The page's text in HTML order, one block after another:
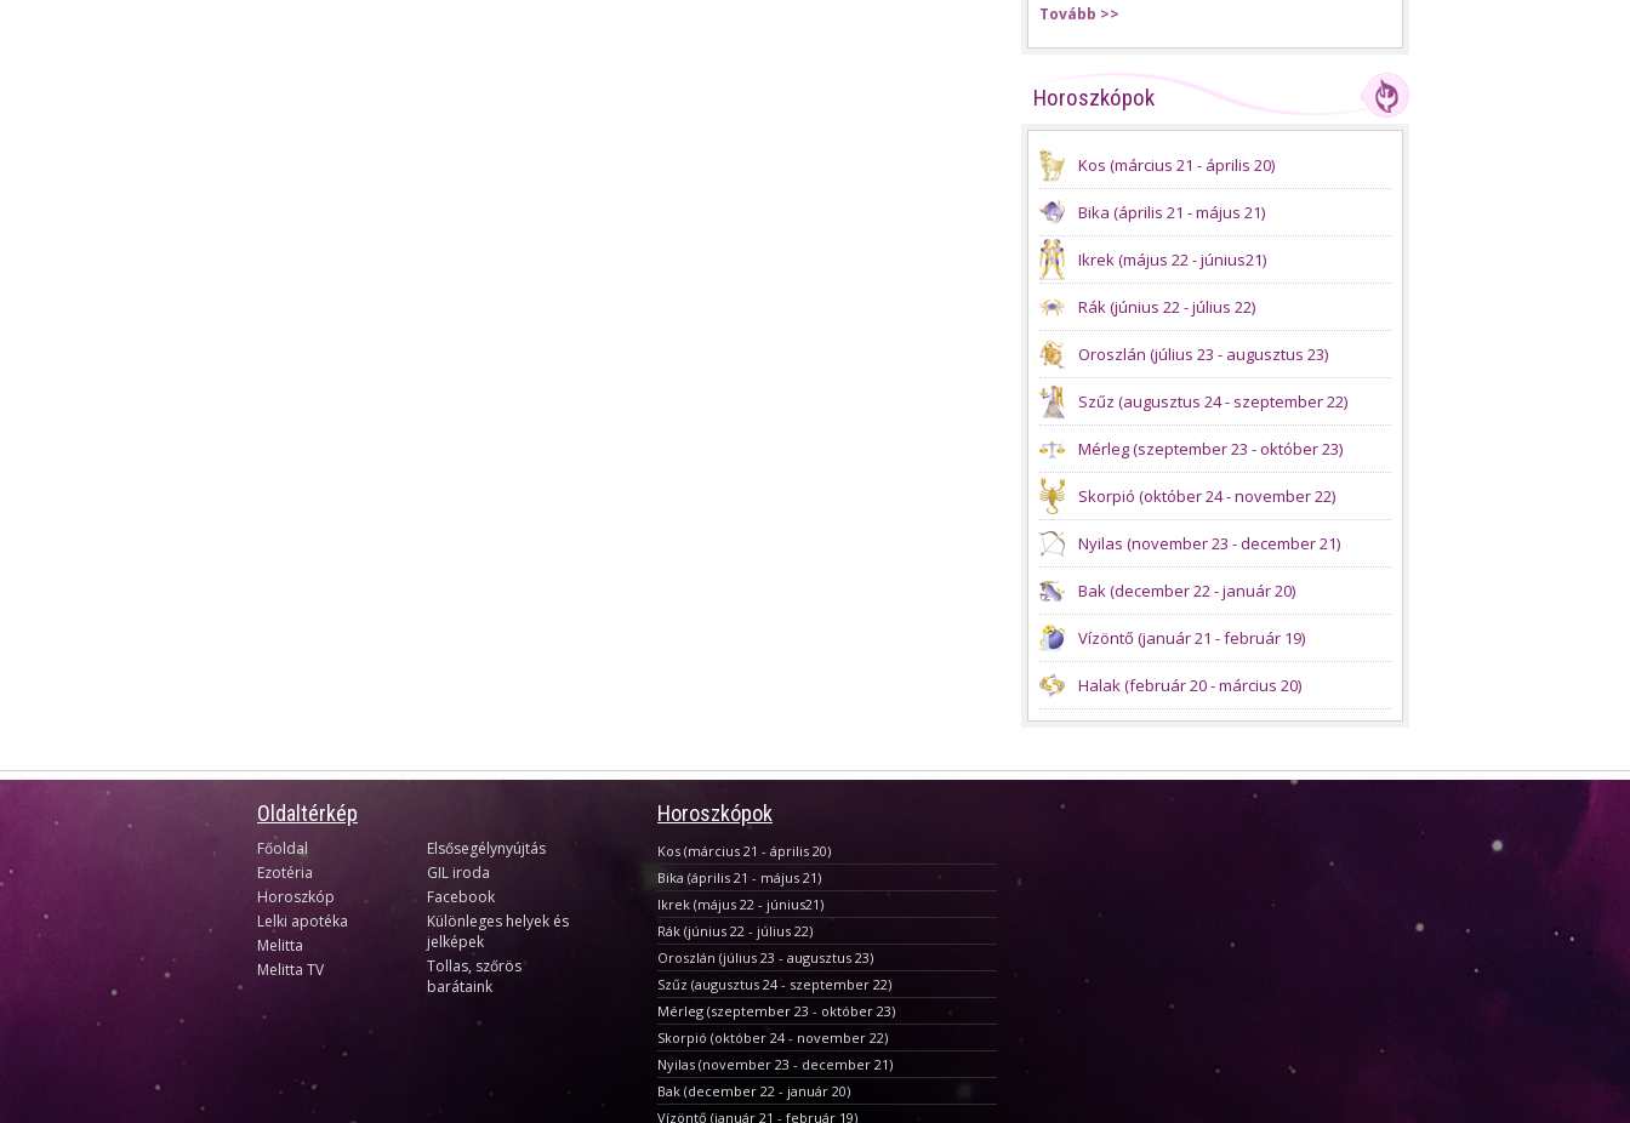
Tovább >>
Horoszkópok
Kos (március 21 - április 20)
Bika (április 21 - május 21)
Ikrek (május 22 - június21)
Rák (június 22 - július 22)
Oroszlán (július 23 - augusztus 23)
Szűz (augusztus 24 - szeptember 22)
Mérleg (szeptember 23 - október 23)
Skorpió (október 24 - november 22)
Nyilas (november 23 - december 21)
Bak (december 22 - január 20)
Vízöntő (január 21 - február 19)
Halak (február 20 - március 20)
Oldaltérkép
Főoldal
Ezotéria
Horoszkóp
Lelki apotéka
Melitta
Melitta TV
Elsősegélynyújtás
GIL iroda
Facebook
Különleges helyek és
jelképek
Tollas, szőrös
barátaink
Horoszkópok
Kos (március 21 - április 20)
Bika (április 21 - május 21)
Ikrek (május 22 - június21)
Rák (június 22 - július 22)
Oroszlán (július 23 - augusztus 23)
Szűz (augusztus 24 - szeptember 22)
Mérleg (szeptember 23 - október 23)
Skorpió (október 24 - november 22)
Nyilas (november 23 - december 21)
Bak (december 22 - január 20)
Vízöntő (január 21 - február 19)